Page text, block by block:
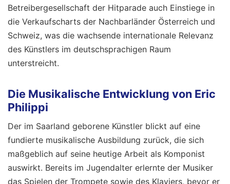
Betreibergesellschaft der Hitparade auch Einstiege in
die Verkaufscharts der Nachbarländer Österreich und
Schweiz, was die wachsende internationale Relevanz
des Künstlers im deutschsprachigen Raum
unterstreicht.
Die Musikalische Entwicklung von Eric
Philippi
Der im Saarland geborene Künstler blickt auf eine
fundierte musikalische Ausbildung zurück, die sich
maßgeblich auf seine heutige Arbeit als Komponist
auswirkt. Bereits im Jugendalter erlernte der Musiker
das Spielen der Trompete sowie des Klaviers, bevor er